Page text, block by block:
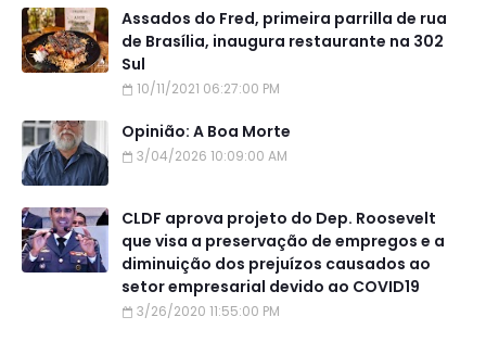
Assados do Fred, primeira parrilla de rua
de Brasília, inaugura restaurante na 302
Sul
10/11/2021 06:27:00 PM
Opinião: A Boa Morte
3/04/2026 10:09:00 AM
CLDF aprova projeto do Dep. Roosevelt
que visa a preservação de empregos e a
diminuição dos prejuízos causados ao
setor empresarial devido ao COVID19
3/26/2020 11:55:00 PM